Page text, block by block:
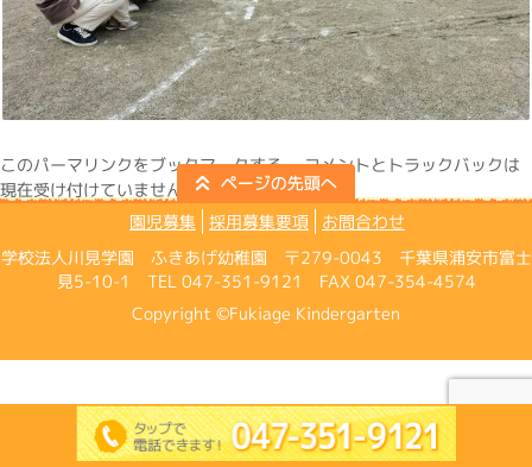
このパーマリンクをブックマークする。 コメントとトラックバックは
現在受け付けていません。
園児募集
採用募集要項
お問合わせ
学校法人川見学園 ふきあげ幼稚園 〒279-0043 千葉県浦安市富士
見5-10-1 TEL 047-351-9121 FAX 047-354-4574
Copyright ©Fukiage Kindergarten